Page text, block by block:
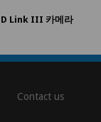
Link III 카메라
Contact us